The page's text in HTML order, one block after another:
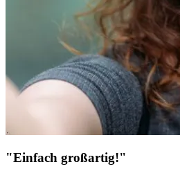
"Einfach großartig!"